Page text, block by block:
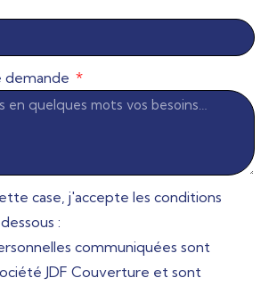
case, j'accepte les conditions
:
communiquées sont
JDF Couverture et sont